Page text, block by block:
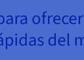
del